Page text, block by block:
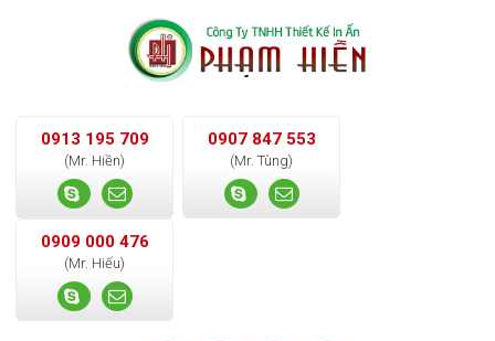
0913 195 709
(Mr. Hiền)
0907 847 553
(Mr. Tùng)
0909 000 476
(Mr. Hiếu)